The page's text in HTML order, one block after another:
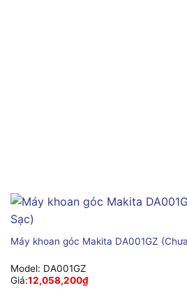
Máy khoan góc Makita DA001GZ
Model: DA001GZ
Giá:12,058,200₫